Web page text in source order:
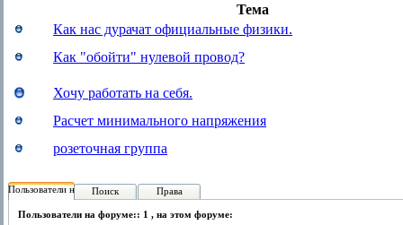
Тема
Как нас дурачат официальные физики.
Как "обойти" нулевой провод?
Хочу работать на себя.
Расчет минимального напряжения
розеточная группа
Пользователи на форуме:
Поиск Права
Пользователи на форуме:: 1 , на этом форуме: